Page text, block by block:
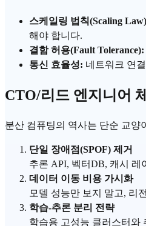
스케일링 법칙(Scaling
해야 합니다.
결함 허용(Fault Tolerance):
통신 효율성: 네트워크 연
CTO/리드 엔지니어
분산 컴퓨팅의 역사는 단순 교양
단일 장애점(SPOF) 제거
추론 API, 벡터DB, 캐시 레
데이터 이동 비용 가시화
모델 성능만 보지 말고, 리
학습-추론 분리 전략
학습용 고성능 클러스터와